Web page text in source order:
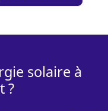
solaire à
?